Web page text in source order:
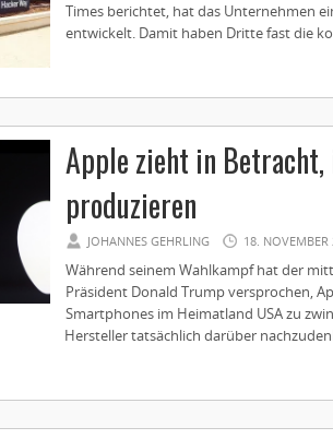
Times berichtet, hat das Unternehmen
entwickelt. Damit haben Dritte fast die
Apple zieht in Betracht,
produzieren
JOHANNES GEHRLING 18. NOVEMBER
Während seinem Wahlkampf hat der
Präsident Donald Trump versprochen,
Smartphones im Heimatland USA zu
Hersteller tatsächlich darüber